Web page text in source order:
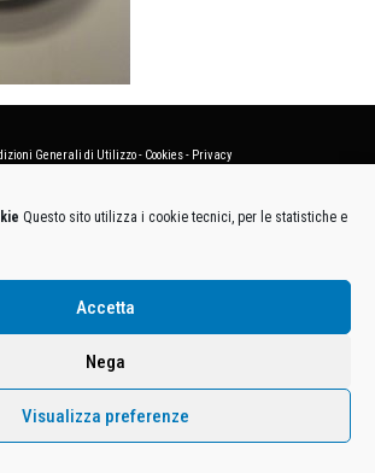
Questo sito utilizza i cookie tecnici, per le statistiche e
Accetta
Nega
Visualizza preferenze
Generali di Utilizzo- Cookies- Privacy
Reg. Imp. Monza e Brianza 02137480964 - R.E.A. MB-1370021 -
e coordinamento art. 2497 C.C. DECATHLON SA, Villeneuve